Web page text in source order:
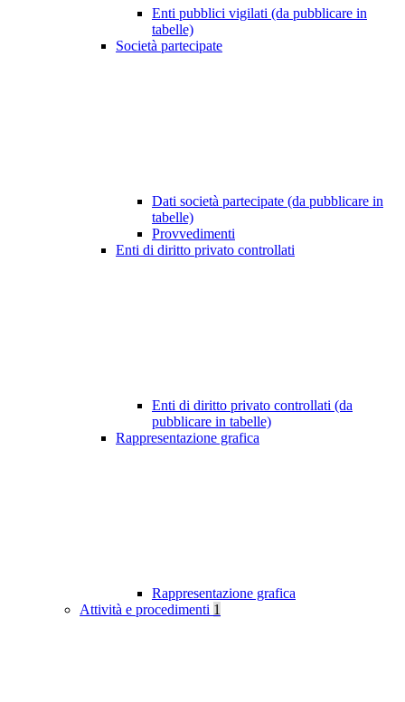
Enti pubblici vigilati (da pubblicare in
tabelle)
Società partecipate
Dati società partecipate (da pubblicare in
tabelle)
Provvedimenti
Enti di diritto privato controllati
Enti di diritto privato controllati (da
pubblicare in tabelle)
Rappresentazione grafica
Rappresentazione grafica
Attività e procedimenti 1